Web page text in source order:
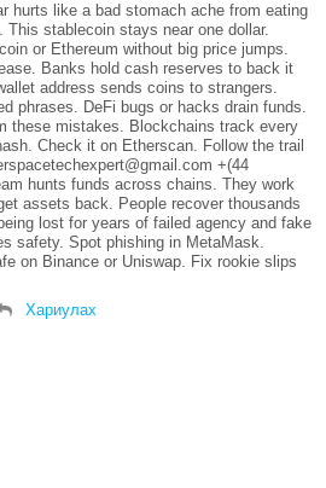
hurts like a bad stomach ache from eating
This stablecoin stays near one dollar.
or Ethereum without big price jumps.
Banks hold cash reserves to back it
address sends coins to strangers.
phrases. DeFi bugs or hacks drain funds.
these mistakes. Blockchains track every
Check it on Etherscan. Follow the trail
+(44
hunts funds across chains. They work
assets back. People recover thousands
lost for years of failed agency and fake
safety. Spot phishing in MetaMask.
on Binance or Uniswap. Fix rookie slips
Хариулах